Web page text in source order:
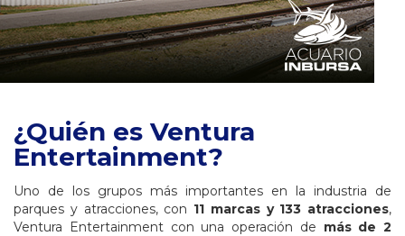
¿Quién es Ventura
Entertainment?
Uno de los grupos más importantes en la industria de
parques y atracciones, con 11 marcas y 133 atracciones,
Ventura Entertainment con una operación de más de 2